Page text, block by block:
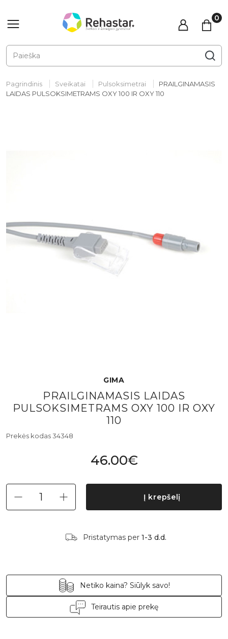
Pagrindinis Sveikatai Pulsoksimetrai
PRAILGINAMASIS
LAIDAS PULSOKSIMETRAMS OXY 100 IR OXY 110
GIMA
PRAILGINAMASIS LAIDAS
PULSOKSIMETRAMS OXY 100 IR OXY
110
Prekės kodas 34348
46.00€
Į krepšelį
Pristatymas per 1-3 d.d.
Netiko kaina? Siūlyk savo!
Teirautis apie prekę